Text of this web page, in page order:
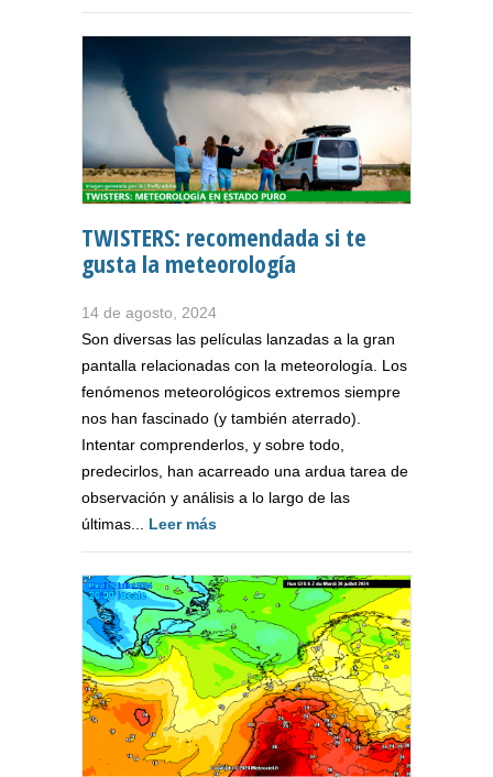
TWISTERS: recomendada si te
gusta la meteorología
14 de agosto, 2024
Son diversas las películas lanzadas a la gran
pantalla relacionadas con la meteorología. Los
fenómenos meteorológicos extremos siempre
nos han fascinado (y también aterrado).
Intentar comprenderlos, y sobre todo,
predecirlos, han acarreado una ardua tarea de
observación y análisis a lo largo de las
últimas... Leer más